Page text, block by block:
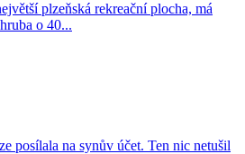
plzeňská rekreační plocha, má
o 40...
posílala na synův účet. Ten nic netušil